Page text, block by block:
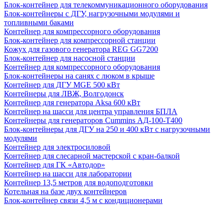
Блок-контейнер для телекоммуникационного оборудования
Блок-контейнеры с ДГУ, нагрузочными модулями и
топливными баками
Контейнер для компрессорного оборудования
Блок-контейнер для компрессорной станции
Кожух для газового генератора REG GG7200
Блок-контейнер для насосной станции
Контейнер для компрессорного оборудования
Блок-контейнеры на санях с люком в крыше
Контейнер для ДГУ MGE 500 кВт
Контейнеры для ЛВЖ, Волгодонск
Контейнер для генератора Aksa 600 кВт
Контейнер на шасси для центра управления БПЛА
Контейнеры для генераторов Cummins АД-100-Т400
Блок-контейнеры для ДГУ на 250 и 400 кВт с нагрузочными
модулями
Контейнер для электросиловой
Контейнер для слесарной мастерской с кран-балкой
Контейнер для ГК «Автодор»
Контейнер на шасси для лаборатории
Контейнер 13,5 метров для водоподготовки
Котельная на базе двух контейнеров
Блок-контейнер связи 4,5 м с кондиционерами